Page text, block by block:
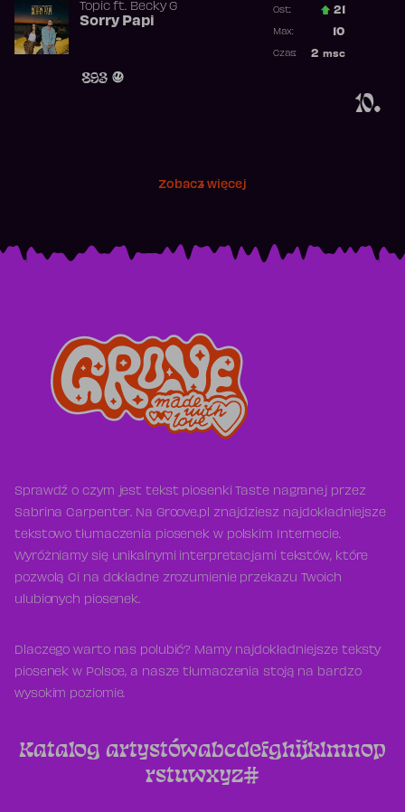
10.
Topicft. Becky G
Sorry Papi
893
Ost.: 21
10
Max:
2 msc
Czas:
Zobacz więcej
Sprawdź o czym jest tekst piosenki Taste nagranej przez
Sabrina Carpenter. Na Groove.pl znajdziesz najdokładniejsze
tekstowo tłumaczenia piosenek w polskim Internecie.
Wyróżniamy się unikalnymi interpretacjami tekstów, które
pozwolą Ci na dokładne zrozumienie przekazu Twoich
ulubionych piosenek.
Dlaczego warto nas polubić? Mamy najdokładniejsze teksty
piosenek w Polsce, a nasze tłumaczenia stoją na bardzo
wysokim poziomie.
Katalog artystówabcdefghijklmnop
rstuwxyz#